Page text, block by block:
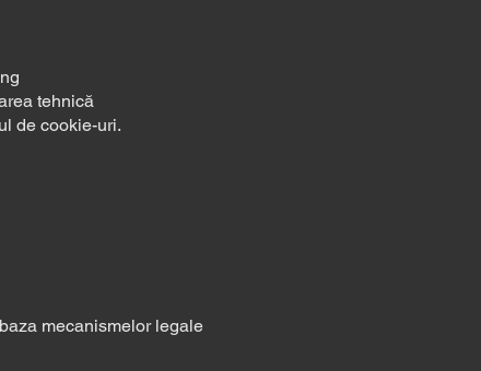
tehnică
de cookie-uri.
mecanismelor legale